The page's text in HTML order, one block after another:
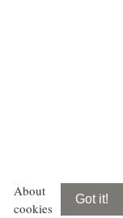
About
cookies
Got it!